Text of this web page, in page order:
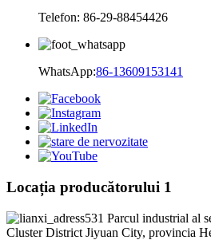
Telefon: 86-29-88454426
WhatsApp:86-13609153141
Locația producătorului 1
531 Parcul industrial al
Cluster District Jiyuan City, provincia